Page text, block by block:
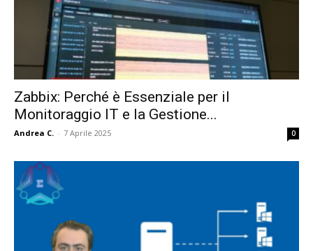
Zabbix: Perché è Essenziale per il
Monitoraggio IT e la Gestione...
Andrea C. - 7 Aprile 2025 0